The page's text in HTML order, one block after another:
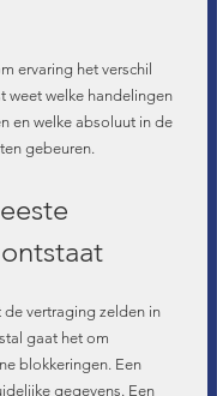
ervaring het verschil
weet welke handelingen
en welke absoluut in de
gebeuren.
vertraging zelden in
gaat het om
blokkeringen. Een
gegevens. Een